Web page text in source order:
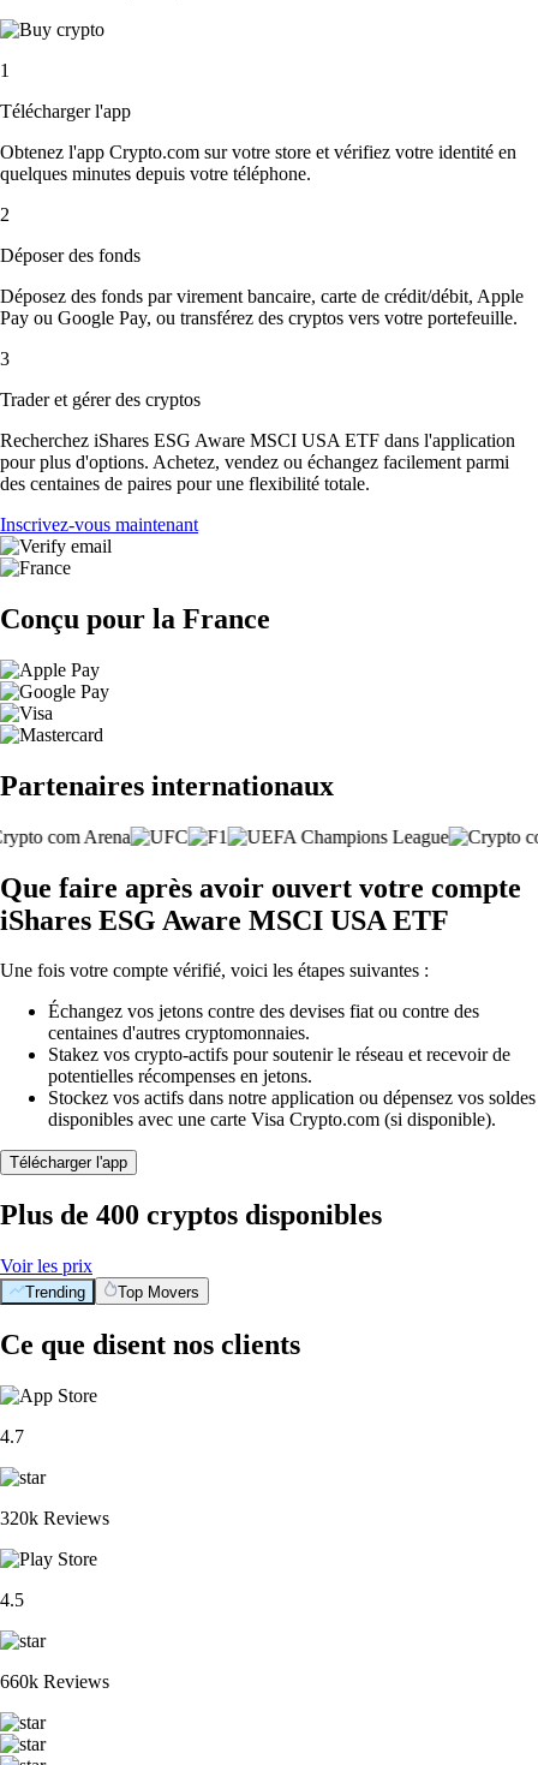
1
Télécharger l'app
Obtenez l'app Crypto.com sur votre store et vérifiez votre identité en
quelques minutes depuis votre téléphone.
2
Déposer des fonds
Déposez des fonds par virement bancaire, carte de crédit/débit, Apple
Pay ou Google Pay, ou transférez des cryptos vers votre portefeuille.
3
Trader et gérer des cryptos
Recherchez iShares ESG Aware MSCI USA ETF dans l'application
pour plus d'options. Achetez, vendez ou échangez facilement parmi
des centaines de paires pour une flexibilité totale.
Inscrivez-vous maintenant
Conçu pour la France
Partenaires internationaux
Que faire après avoir ouvert votre compte
iShares ESG Aware MSCI USA ETF
Une fois votre compte vérifié, voici les étapes suivantes :
Échangez vos jetons contre des devises fiat ou contre des
centaines d'autres cryptomonnaies.
Stakez vos crypto-actifs pour soutenir le réseau et recevoir de
potentielles récompenses en jetons.
Stockez vos actifs dans notre application ou dépensez vos soldes
disponibles avec une carte Visa Crypto.com (si disponible).
Télécharger l'app
Plus de 400 cryptos disponibles
Voir les prix
Trending Top Movers
Ce que disent nos clients
4.7
320k Reviews
4.5
660k Reviews